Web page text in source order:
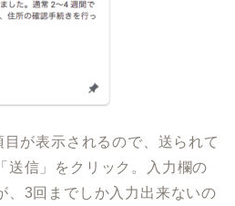
が表示されるので、送られて
送信」をクリック。入力欄の
、3回までしか入力出来ないの